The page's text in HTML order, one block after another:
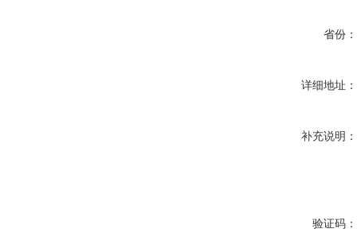
省份：
详细地址：
补充说明：
验证码：